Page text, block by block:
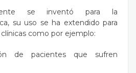
se inventó para la
su uso se ha extendido para
como por ejemplo:
de pacientes que sufren